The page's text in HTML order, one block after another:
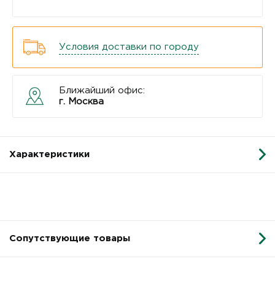
Условия доставки по городу
Ближайший офис:
г. Москва
Характеристики
Сопутствующие товары